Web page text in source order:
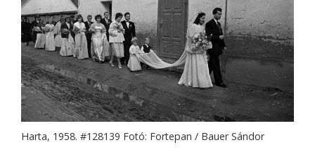
Harta, 1958. #128139 Fotó: Fortepan / Bauer Sándor